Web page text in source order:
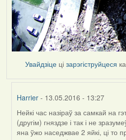
Увайдзіце цізарэгіструйцеся
Harrier - 13.05.2016 - 13:27
In
reply
to
Нейкі час назіраў за самкай на
(другім) гняздзе і так і не
яна ўжо наседжвае 2 яйкі, ці то